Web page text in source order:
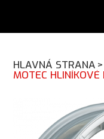
HLAVNÁ STRANA >
MOTEC